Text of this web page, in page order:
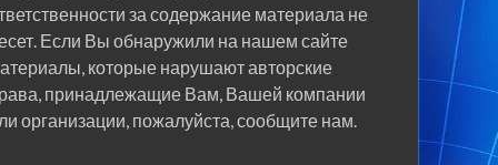
за содержание материала не
Если Вы обнаружили на нашем сайте
которые нарушают авторские
принадлежащие Вам, Вашей компании
организации, пожалуйста, сообщите нам.